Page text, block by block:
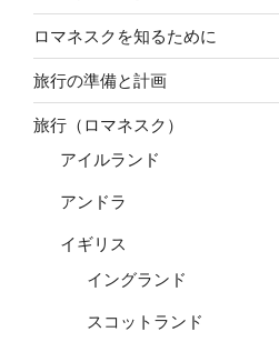
ロマネスクを知るために
旅行の準備と計画
旅行（ロマネスク）
アイルランド
アンドラ
イギリス
イングランド
スコットランド